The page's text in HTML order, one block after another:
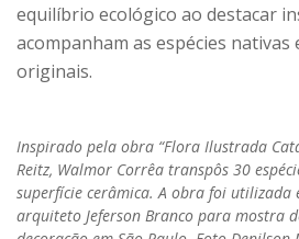
equilíbrio ecológico ao destacar
acompanham as espécies nativas
originais.
Inspirado pela obra “Flora Ilustrada
Reitz, Walmor Corrêa transpôs 30
superfície cerâmica. A obra foi utilizada
arquiteto Jeferson Branco para mostra